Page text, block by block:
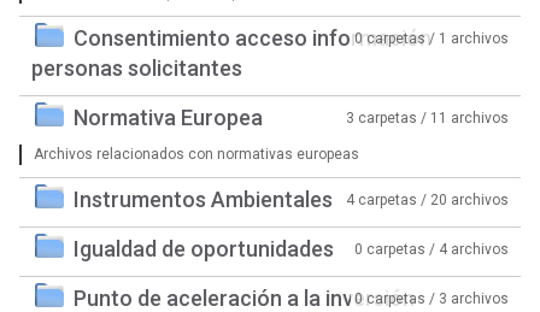
Consentimiento acceso información
personas solicitantes
0 carpetas / 1 archivos
Normativa Europea 3 carpetas / 11 archivos
Archivos relacionados con normativas europeas
Instrumentos Ambientales 4 carpetas / 20 archivos
Igualdad de oportunidades 0 carpetas / 4 archivos
Punto de aceleración a la inversión0 carpetas / 3 archivos